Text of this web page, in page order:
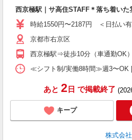
西京極駅｜サ高住STAFF＊落ち着いた
時給1550円〜2187円 ＜日払い
京都市右京区
西京極駅⇒徒歩10分（車通勤OK）
≪シフト制/実働8時間≫週3〜OK
あと 2 日 で掲載終了
キープ
株式会